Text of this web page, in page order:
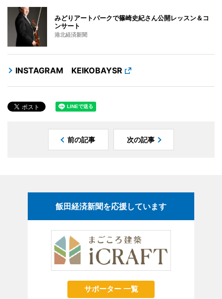
みどりアートパークで篠崎史紀さん公開レッスン＆コ
ンサート
港北経済新聞
INSTAGRAM KEIKOBAYSR
前の記事 次の記事
飯田経済新聞を応援しています
サポーター 一覧